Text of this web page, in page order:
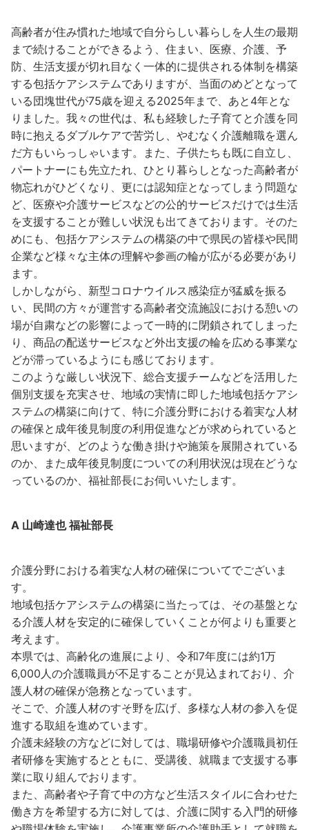
高齢者が住み慣れた地域で自分らしい暮らしを人生の最期
まで続けることができるよう、住まい、医療、介護、予
防、生活支援が切れ目なく一体的に提供される体制を構築
する包括ケアシステムでありますが、当面のめどとなって
いる団塊世代が75歳を迎える2025年まで、あと4年とな
りました。我々の世代は、私も経験した子育てと介護を同
時に抱えるダブルケアで苦労し、やむなく介護離職を選ん
だ方もいらっしゃいます。また、子供たちも既に自立し、
パートナーにも先立たれ、ひとり暮らしとなった高齢者が
物忘れがひどくなり、更には認知症となってしまう問題な
ど、医療や介護サービスなどの公的サービスだけでは生活
を支援することが難しい状況も出てきております。そのた
めにも、包括ケアシステムの構築の中で県民の皆様や民間
企業など様々な主体の理解や参画の輪が広がる必要があり
ます。
しかしながら、新型コロナウイルス感染症が猛威を振る
い、民間の方々が運営する高齢者交流施設における憩いの
場が自粛などの影響によって一時的に閉鎖されてしまった
り、商品の配送サービスなど外出支援の輪を広める事業な
どが滞っているようにも感じております。
このような厳しい状況下、総合支援チームなどを活用した
個別支援を充実させ、地域の実情に即した地域包括ケアシ
ステムの構築に向けて、特に介護分野における着実な人材
の確保と成年後見制度の利用促進などが求められていると
思いますが、どのような働き掛けや施策を展開されている
のか、また成年後見制度についての利用状況は現在どうな
っているのか、福祉部長にお伺いいたします。
A 山崎達也 福祉部長
介護分野における着実な人材の確保についてでございま
す。
地域包括ケアシステムの構築に当たっては、その基盤とな
る介護人材を安定的に確保していくことが何よりも重要と
考えます。
本県では、高齢化の進展により、令和7年度には約1万
6,000人の介護職員が不足することが見込まれており、介
護人材の確保が急務となっています。
そこで、介護人材のすそ野を広げ、多様な人材の参入を促
進する取組を進めています。
介護未経験の方などに対しては、職場研修や介護職員初任
者研修を実施するとともに、受講後、就職まで支援する事
業に取り組んでおります。
また、高齢者や子育て中の方など生活スタイルに合わせた
働き方を希望する方に対しては、介護に関する入門的研修